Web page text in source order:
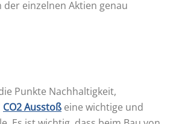
einzelnen Aktien genau
Punkte Nachhaltigkeit,
CO2 Ausstoß eine wichtige und